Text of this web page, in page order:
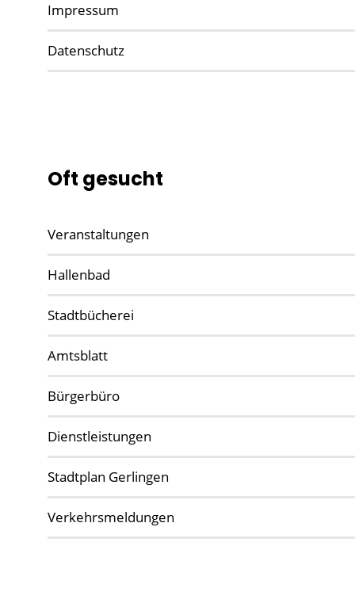
Impressum
Datenschutz
Oft gesucht
Veranstaltungen
Hallenbad
Stadtbücherei
Amtsblatt
Bürgerbüro
Dienstleistungen
Stadtplan Gerlingen
Verkehrsmeldungen